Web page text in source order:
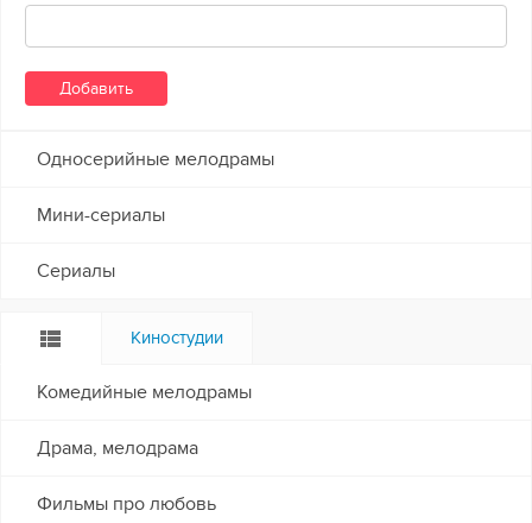
Односерийные мелодрамы
Мини-сериалы
Сериалы
Киностудии
Комедийные мелодрамы
Драма, мелодрама
Фильмы про любовь